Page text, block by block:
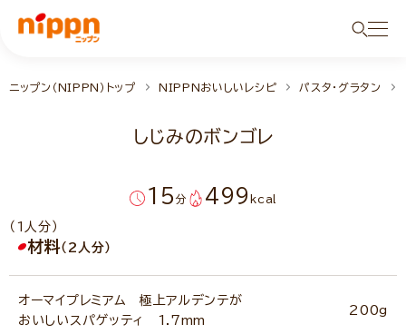
ニップン（NIPPN）トップ NIPPNおいしいレシピ パスタ・グラタン
しじみのボンゴレ
15 分 499kcal
（1人分）
材料（2人分）
オーマイプレミアム 極上アルデンテが
おいしいスパゲッティ 1.7mm
200g